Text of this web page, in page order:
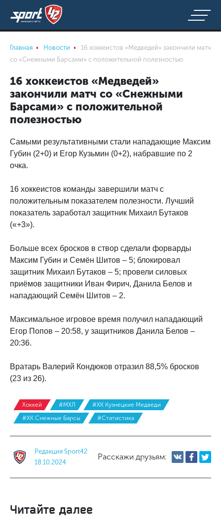
Главная Новости
16 хоккеистов «Медведей» закончили матч
со «Снежными Барсами» с положительной полезностью
16 хоккеистов «Медведей»
закончили матч со «Снежными
Барсами» с положительной
полезностью
Самыми результативными стали нападающие Максим
Губин (2+0) и Егор Кузьмин (0+2), набравшие по 2
очка.
16 хоккеистов команды завершили матч с
положительным показателем полезности. Лучший
показатель заработал защитник Михаил Бутаков
(«+3»).
Больше всех бросков в створ сделали форварды
Максим Губин и Семён Шитов – 5; блокировал
защитник Михаил Бутаков – 5; провели силовых
приёмов защитники Иван Фирич, Данила Белов и
нападающий Семён Шитов – 2.
Максимальное игровое время получил нападающий
Егор Попов – 20:58, у защитников Данила Белов –
20:36.
Вратарь Валерий Кондюков отразил 88,5% бросков
(23 из 26).
Хоккей #МХЛ
#ХК Кузнецкие Медведи
#ХК Снежные Барсы
#Статистика
Редакция Sport42
18.10.2024
Расскажи друзьям:
Читайте далее